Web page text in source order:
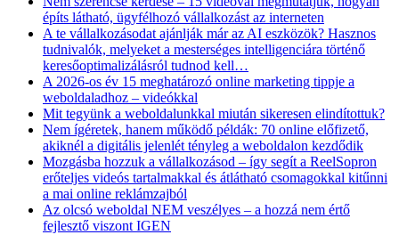
építs látható, ügyfélhozó vállalkozást az interneten
A te vállalkozásodat ajánlják már az AI eszközök? Hasznos
tudnivalók, melyeket a mesterséges intelligenciára történő
keresőoptimalizálásról tudnod kell…
A 2026-os év 15 meghatározó online marketing tippje a
weboldaladhoz – videókkal
Mit tegyünk a weboldalunkkal miután sikeresen elindítottuk?
Nem ígéretek, hanem működő példák: 70 online előfizető,
akiknél a digitális jelenlét tényleg a weboldalon kezdődik
Mozgásba hozzuk a vállalkozásod – így segít a ReelSopron
erőteljes videós tartalmakkal és átlátható csomagokkal kitűnni
a mai online reklámzajból
Az olcsó weboldal NEM veszélyes – a hozzá nem értő
fejlesztő viszont IGEN